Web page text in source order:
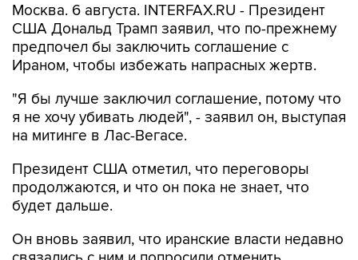
Москва. 6 августа. INTERFAX.RU - Президент
США Дональд Трамп заявил, что по-прежнему
предпочел бы заключить соглашение с
Ираном, чтобы избежать напрасных жертв.
"Я бы лучше заключил соглашение, потому что
я не хочу убивать людей", - заявил он, выступая
на митинге в Лас-Вегасе.
Президент США отметил, что переговоры
продолжаются, и что он пока не знает, что
будет дальше.
Он вновь заявил, что иранские власти недавно